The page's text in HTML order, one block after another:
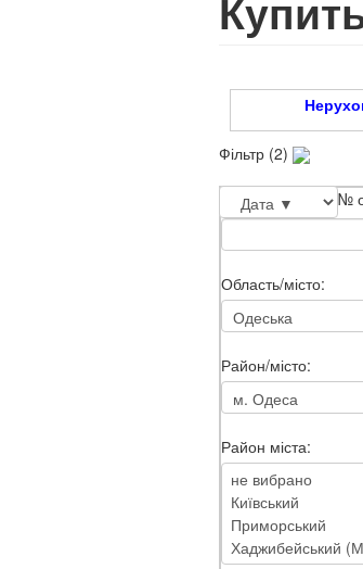
Фільтр (2)
№
Область/місто:
Район/місто:
Район міста: